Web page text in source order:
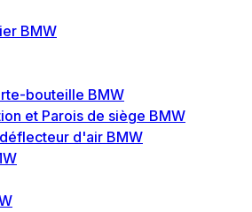
BMW
bouteille BMW
et Parois de siège BMW
d'air BMW